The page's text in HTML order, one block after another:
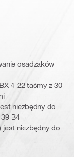
osadzaków
4-22 taśmy z 30
niezbędny do
B4
jest niezbędny do